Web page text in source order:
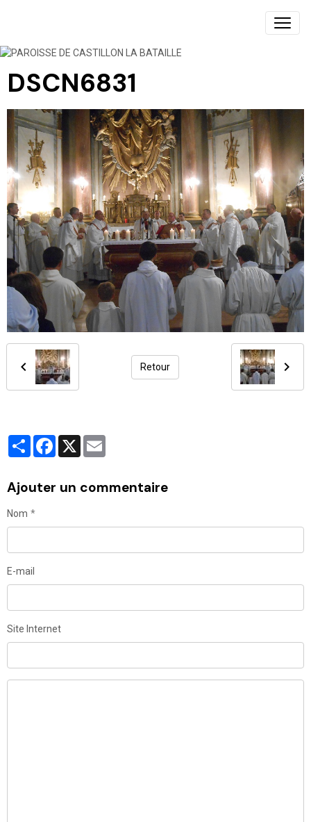
PAROISSE DE CASTILLON LA BATAILLE
DSCN6831
Retour
PartagerFacebook
X
Ajouter un commentaire
Nom
E-mail
Site Internet